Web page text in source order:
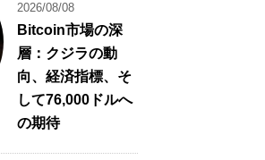
2026/08/08
Bitcoin市場の深
層：クジラの動
向、経済指標、そ
して76,000ドルへ
の期待